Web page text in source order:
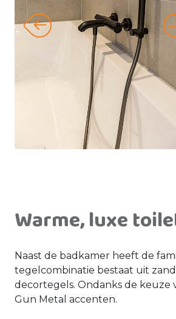
Warme, luxe
Naast de badkamer heeft de
tegelcombinatie bestaat uit
decortegels. Ondanks de
Gun Metal accenten.